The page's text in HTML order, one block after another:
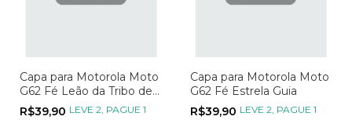
Capa para Motorola Moto
G62 Fé Leão da Tribo de
Davi
R$39,90 LEVE 2, PAGUE 1
Capa para Motorola Moto
G62 Fé Estrela Guia
R$39,90 LEVE 2, PAGUE 1